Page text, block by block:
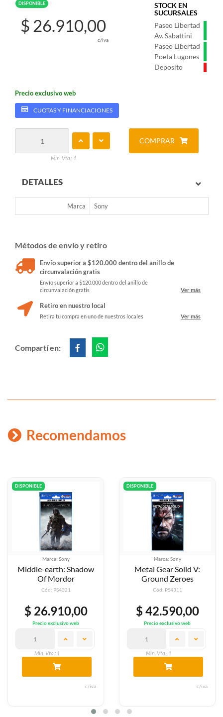
DISPONIBLE
STOCK EN
SUCURSALES
Paseo Libertad
Av. Sabattini
Paseo Libertad
Poeta Lugones
Deposito
$ 26.910,00
c/iva
Precio exclusivo web
CUOTAS Y FINANCIACIONES
Min. Vta.: 1
COMPRAR
DETALLES
Marca Sony
Métodos de envío y retiro
Envío superior a $120.000 dentro del anillo de
circunvalación gratis
Envío superior a $120.000 dentro del anillo de
circunvalación gratis
Ver más
Retiro en nuestro local
Retira tu compra en uno de nuestros locales Ver más
Compartí en:
Recomendamos
DISPONIBLE
Marca: Sony
Middle-earth: Shadow
Of Mordor
Cód: PS4321
$ 26.910,00
Precio exclusivo web
Min. Vta.: 1
c/iva
DISPONIBLE
Marca: Sony
Metal Gear Solid V:
Ground Zeroes
Cód: PS4311
$ 42.590,00
Precio exclusivo web
Min. Vta.: 1
c/iva